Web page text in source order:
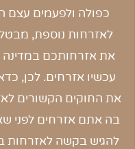
כפולה ולפעמים
לאזרחות נוספת,
את אזרחותכם במדינה
עכשיו אזרחים. לכן,
את החוקים הקשורים
בה אתם אזרחים לפני
להגיש בקשה לאזרחות